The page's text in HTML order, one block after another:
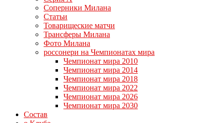
Соперники Милана
Статьи
Товарищеские матчи
Трансферы Милана
Фото Милана
россонери на Чемпионатах мира
Чемпионат мира 2010
Чемпионат мира 2014
Чемпионат мира 2018
Чемпионат мира 2022
Чемпионат мира 2026
Чемпионат мира 2030
Состав